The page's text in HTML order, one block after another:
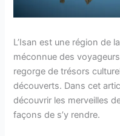
L’Isan est une région de
méconnue des
regorge de trésors
découverts. Dans cet
découvrir les merveilles
façons de s’y rendre.